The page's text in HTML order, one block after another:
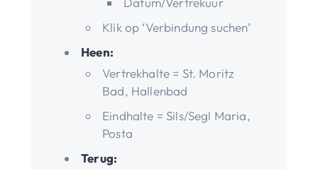
Klik op ‘Verbindung suchen’
Heen:
Vertrekhalte = St. Moritz
Bad, Hallenbad
Eindhalte = Sils/Segl Maria,
Posta
Terug: